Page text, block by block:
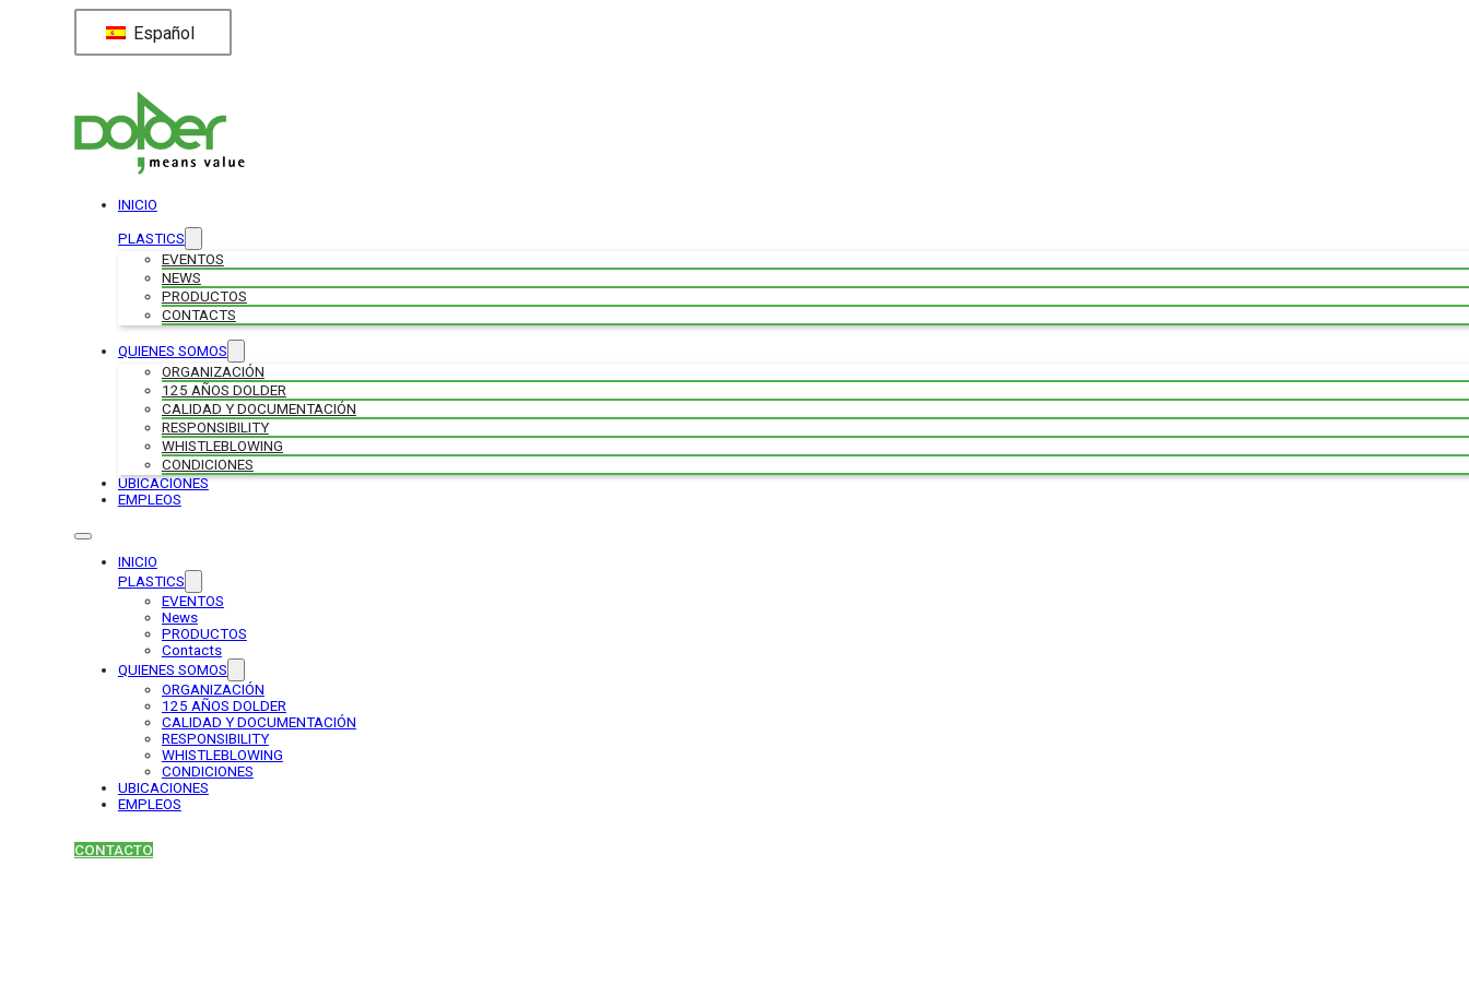
Español
INICIO
PLASTICS
EVENTOS
NEWS
PRODUCTOS
CONTACTS
QUIENES SOMOS
ORGANIZACIÓN
125 AÑOS DOLDER
CALIDAD Y DOCUMENTACIÓN
RESPONSIBILITY
WHISTLEBLOWING
CONDICIONES
UBICACIONES
EMPLEOS
INICIO
PLASTICS
EVENTOS
News
PRODUCTOS
Contacts
QUIENES SOMOS
ORGANIZACIÓN
125 AÑOS DOLDER
CALIDAD Y DOCUMENTACIÓN
RESPONSIBILITY
WHISTLEBLOWING
CONDICIONES
UBICACIONES
EMPLEOS
CONTACTO